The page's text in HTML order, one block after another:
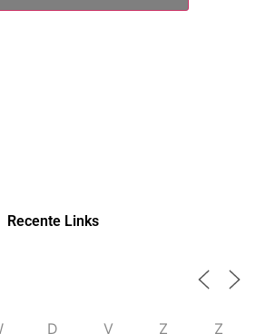
Recente Links
D V Z Z